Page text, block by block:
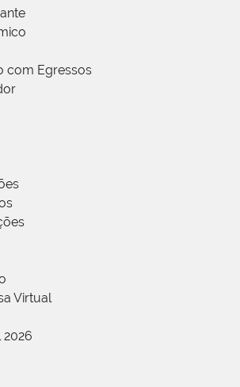
com Egressos
Virtual
2026